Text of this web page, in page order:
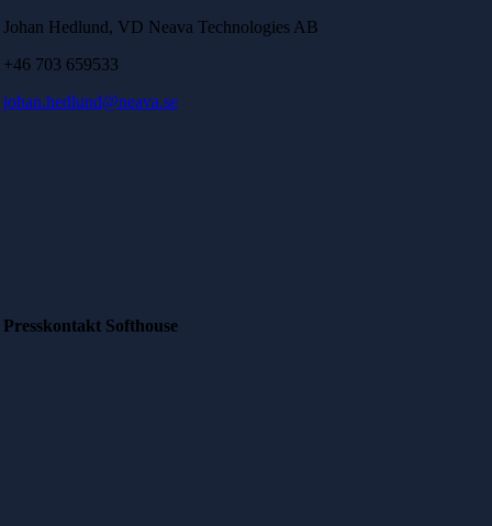
Johan Hedlund, VD Neava Technologies AB
+46 703 659533
johan.hedlund@neava.se
Presskontakt Softhouse